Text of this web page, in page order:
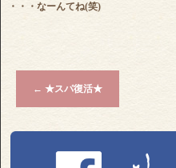
・・・なーんてね(笑)
← ★スパ復活★